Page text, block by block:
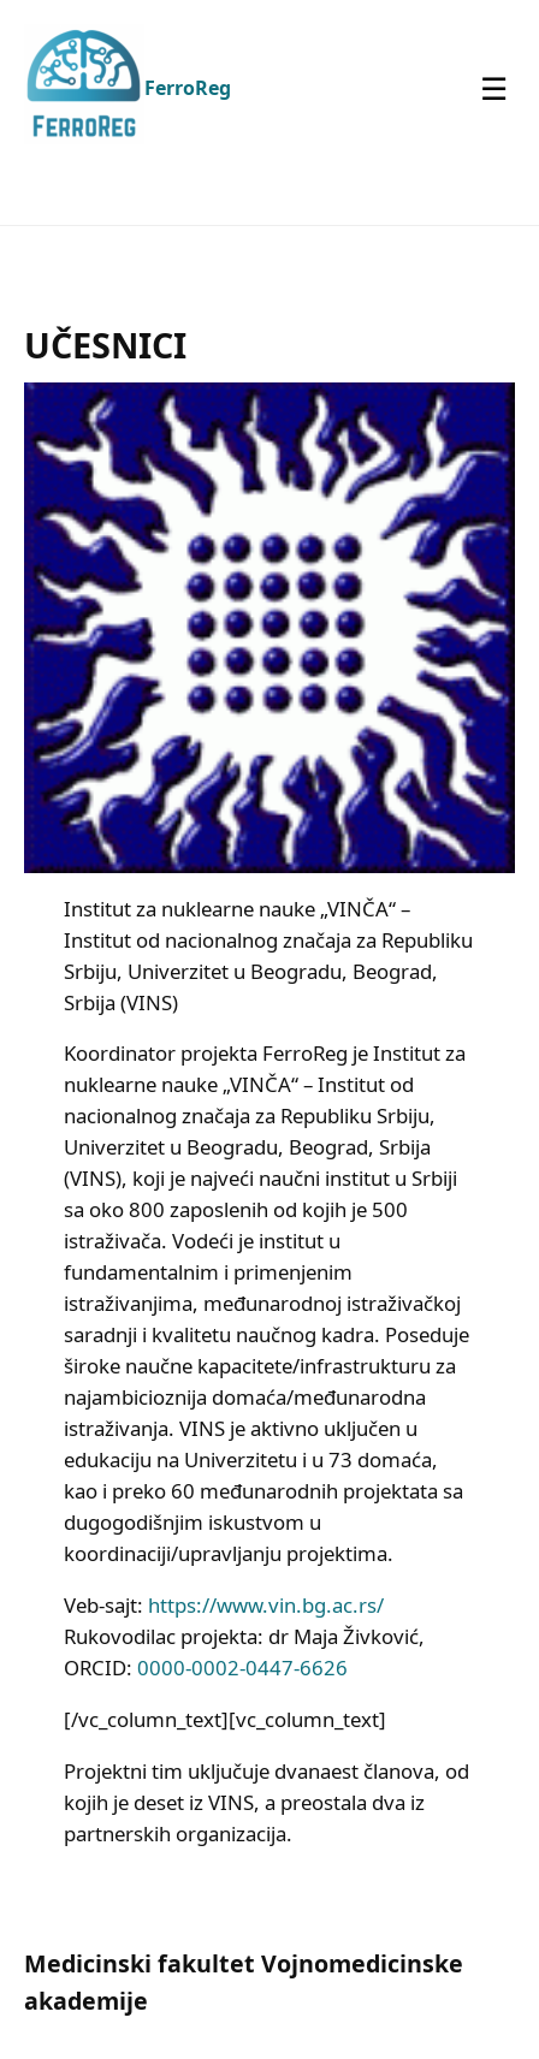
FerroReg ☰
UČESNICI
Institut za nuklearne nauke „VINČA“ –
Institut od nacionalnog značaja za Republiku
Srbiju, Univerzitet u Beogradu, Beograd,
Srbija (VINS)
Koordinator projekta FerroReg je Institut za
nuklearne nauke „VINČA“ – Institut od
nacionalnog značaja za Republiku Srbiju,
Univerzitet u Beogradu, Beograd, Srbija
(VINS), koji je najveći naučni institut u Srbiji
sa oko 800 zaposlenih od kojih je 500
istraživača. Vodeći je institut u
fundamentalnim i primenjenim
istraživanjima, međunarodnoj istraživačkoj
saradnji i kvalitetu naučnog kadra. Poseduje
široke naučne kapacitete/infrastrukturu za
najambicioznija domaća/međunarodna
istraživanja. VINS je aktivno uključen u
edukaciju na Univerzitetu i u 73 domaća,
kao i preko 60 međunarodnih projektata sa
dugogodišnjim iskustvom u
koordinaciji/upravljanju projektima.
Veb-sajt: https://www.vin.bg.ac.rs/
Rukovodilac projekta: dr Maja Živković,
ORCID: 0000-0002-0447-6626
[/vc_column_text][vc_column_text]
Projektni tim uključuje dvanaest članova, od
kojih je deset iz VINS, a preostala dva iz
partnerskih organizacija.
Medicinski fakultet Vojnomedicinske
akademije